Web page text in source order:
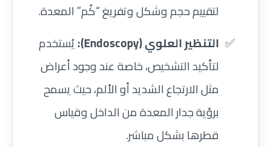
لتقييم حجم وشكل وتفريغ “كُم” المعدة.
التنظير العلوي (Endoscopy):
يُستخدم
لتأكيد التشخيص، خاصة عند وجود أعراض
مثل الارتجاع الشديد أو الألم، حيث يسمح
برؤية جدار المعدة من الداخل وقياس
قطرها بشكل مباشر.